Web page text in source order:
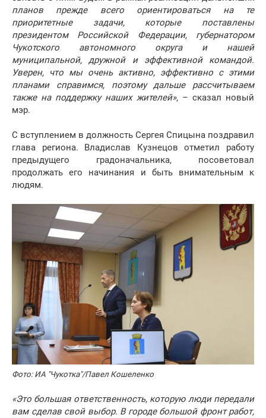
планов прежде всего ориентироваться на те
приоритетные задачи, которые поставлены
президентом Российской Федерации, губернатором
Чукотского автономного округа и нашей
муниципальной, дружной и эффективной командой.
Уверен, что мы очень активно, эффективно с этими
планами справимся, поэтому дальше рассчитываем
также на поддержку наших жителей», – сказал новый
мэр.
С вступлением в должность Сергея Спицына поздравил
глава региона. Владислав Кузнецов отметил работу
предыдущего градоначальника, посоветовал
продолжать его начинания и быть внимательным к
людям.
Фото: ИА "Чукотка"/Павел Кошеленко
«Это большая ответственность, которую люди передали
вам сделав свой выбор. В городе большой фронт работ,